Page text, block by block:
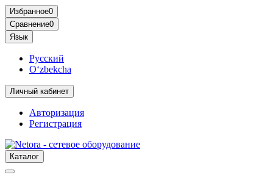
Избранное0
Сравнение0
Язык
Русский
O‘zbekcha
Личный кабинет
Авторизация
Регистрация
Каталог